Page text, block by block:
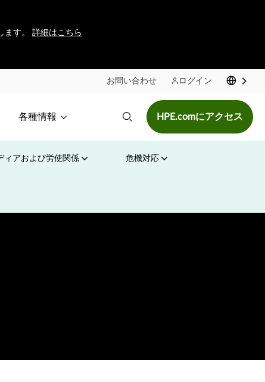
ます。 詳細はこちら
お問い合わせ ログイン
各種情報 HPE.comにアクセス
ィアおよび労使関係 危機対応